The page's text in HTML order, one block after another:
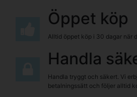
Öppet köp
Alltid öppet köp i 30 dagar när
Handla
Handla tryggt och säkert. Vi
betalningssätt och följer alltid